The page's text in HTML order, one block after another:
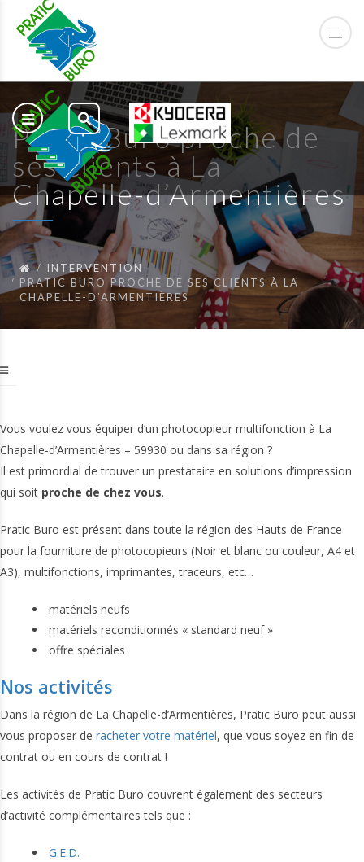
Pratic Buro proche de
ses clients à La
Chapelle-d’Armentières
INTERVENTION
PRATIC BURO PROCHE DE SES CLIENTS À LA
CHAPELLE-D’ARMENTIÈRES
Vous voulez vous équiper d’un photocopieur multifonction à La
Chapelle-d’Armentières – 59930 ou dans sa région ?
Il est primordial de trouver un prestataire en solutions d’impression
qui soit proche de chez vous.
Pratic Buro est présent dans toute la région des Hauts de France
pour la fourniture de photocopieurs (Noir et blanc ou couleur, A4 et
A3), multifonctions, imprimantes, traceurs, etc…
matériels neufs
matériels reconditionnés « standard neuf »
offre spéciales
Nos activités
Dans la région de La Chapelle-d’Armentières, Pratic Buro peut aussi
vous proposer de racheter votre matériel, que vous soyez en fin de
contrat ou en cours de contrat !
Les activités de Pratic Buro couvrent également des secteurs
d’activité complémentaires tels que :
G.E.D.